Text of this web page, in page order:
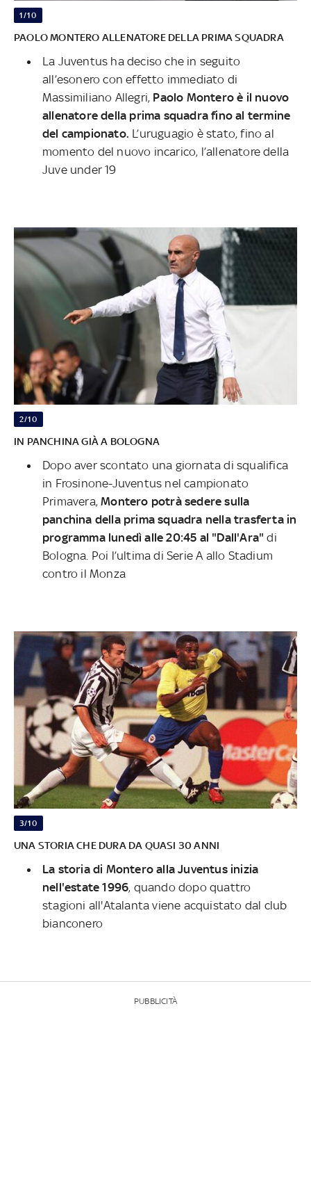
1/10
PAOLO MONTERO ALLENATORE DELLA PRIMA SQUADRA
La Juventus ha deciso che in seguito
all’esonero con effetto immediato di
Massimiliano Allegri, Paolo Montero è il nuovo
allenatore della prima squadra fino al termine
del campionato. L’uruguagio è stato, fino al
momento del nuovo incarico, l’allenatore della
Juve under 19
2/10
IN PANCHINA GIÀ A BOLOGNA
Dopo aver scontato una giornata di squalifica
in Frosinone-Juventus nel campionato
Primavera,Montero potrà sedere sulla
panchina della prima squadra nella trasferta in
programma lunedì alle 20:45 al "Dall'Ara" di
Bologna. Poi l’ultima di Serie A allo Stadium
contro il Monza
3/10
UNA STORIA CHE DURA DA QUASI 30 ANNI
La storia di Montero alla Juventus inizia
nell'estate 1996, quando dopo quattro
stagioni all'Atalanta viene acquistato dal club
bianconero
PUBBLICITÀ